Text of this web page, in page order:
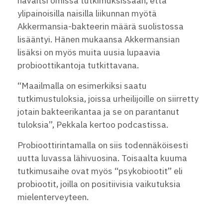
ylipainoisilla naisilla liikunnan myötä
Akkermansia-bakteerin määrä suolistossa
lisääntyi. Hänen mukaansa Akkermansian
lisäksi on myös muita uusia lupaavia
probioottikantoja tutkittavana.
“Maailmalla on esimerkiksi saatu
tutkimustuloksia, joissa urheilijoille on siirretty
jotain bakteerikantaa ja se on parantanut
tuloksia”, Pekkala kertoo podcastissa.
Probioottirintamalla on siis todennäköisesti
uutta luvassa lähivuosina. Toisaalta kuuma
tutkimusaihe ovat myös “psykobiootit” eli
probiootit, joilla on positiivisia vaikutuksia
mielenterveyteen.